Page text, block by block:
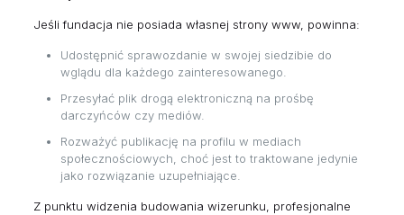
Jeśli fundacja nie posiada własnej strony www, powinna:
Udostępnić sprawozdanie w swojej siedzibie do
wglądu dla każdego zainteresowanego.
Przesyłać plik drogą elektroniczną na prośbę
darczyńców czy mediów.
Rozważyć publikację na profilu w mediach
społecznościowych, choć jest to traktowane jedynie
jako rozwiązanie uzupełniające.
Z punktu widzenia budowania wizerunku, profesjonalne